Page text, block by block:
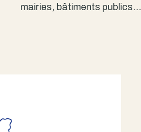
mairies, bâtiments publics…